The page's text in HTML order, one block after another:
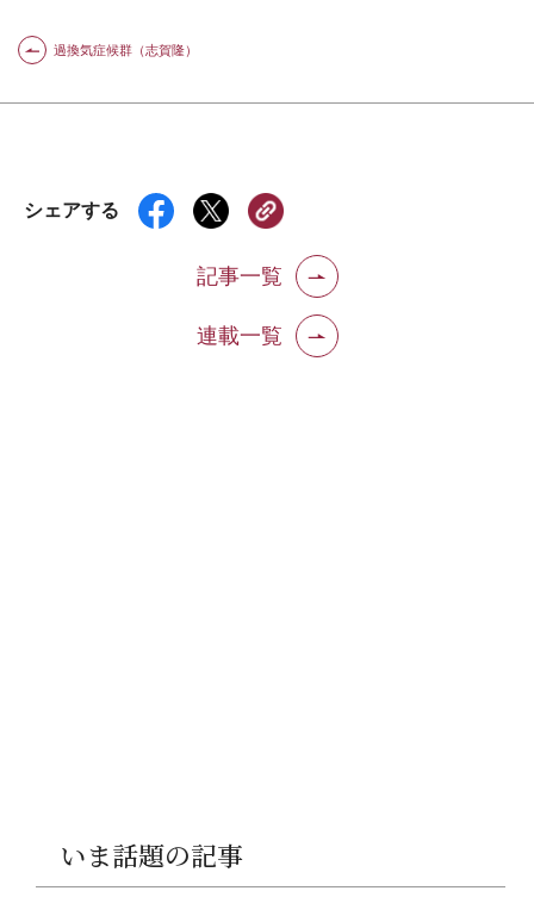
過換気症候群（志賀隆）
シェアする
記事一覧
連載一覧
いま話題の記事